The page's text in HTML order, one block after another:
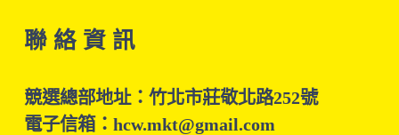
聯 絡 資 訊
競選總部地址：竹北市莊敬北路252號
電子信箱：hcw.mkt@gmail.com